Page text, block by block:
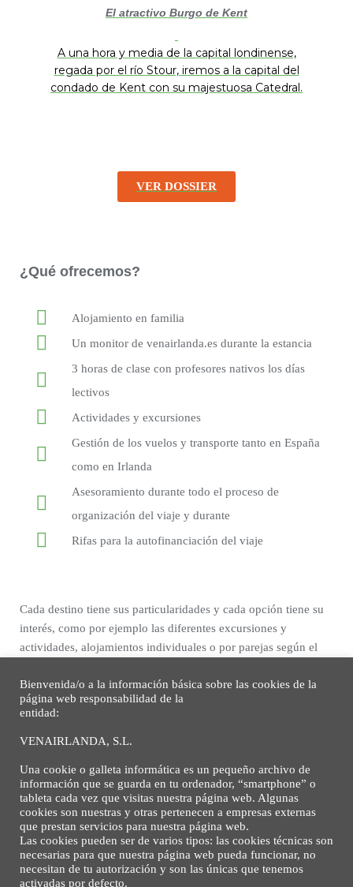
El atractivo Burgo de Kent
A una hora y media de la capital londinense,
regada por el río Stour, iremos a la capital del
condado de Kent con su majestuosa Catedral.
VER DOSSIER
¿Qué ofrecemos?
Alojamiento en familia
Un monitor de venairlanda.es durante la estancia
3 horas de clase con profesores nativos los días
lectivos
Actividades y excursiones
Gestión de los vuelos y transporte tanto en España
como en Irlanda
Asesoramiento durante todo el proceso de
organización del viaje y durante
Rifas para la autofinanciación del viaje
Cada destino tiene sus particularidades y cada opción tiene su
interés, como por ejemplo las diferentes excursiones y
actividades, alojamientos individuales o por parejas según el
Igualmente, los programas se pueden
necesidades de los alumnos
cómo desarrollar la experiencia bilingüe.
Por ello,os animamos a llamarnos. Estaremos encantadas de
aclarar cualquier duda y asesoraros en la elección del
destino que mejor se adapte a vuestras necesidades y
expectativas.
Bienvenida/o a la información básica sobre las cookies de la
página web responsabilidad de la
entidad:
VENAIRLANDA, S.L.
Una cookie o galleta informática es un pequeño archivo de
información que se guarda en tu ordenador, “smartphone” o
tableta cada vez que visitas nuestra página web. Algunas
cookies son nuestras y otras pertenecen a empresas externas
que prestan servicios para nuestra página web.
Las cookies pueden ser de varios tipos: las cookies técnicas son
necesarias para que nuestra página web pueda funcionar, no
necesitan de tu autorización y son las únicas que tenemos
activadas por defecto.